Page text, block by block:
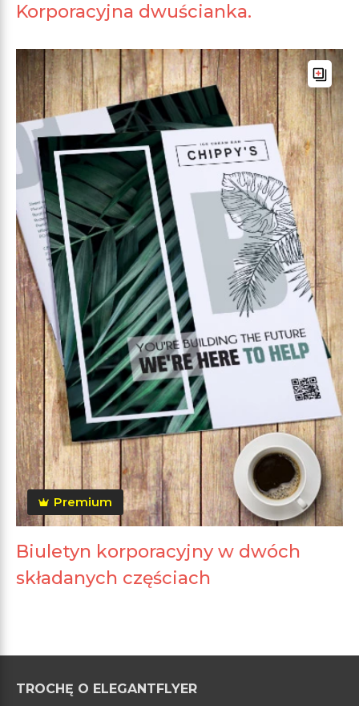
Korporacyjna dwuścianka.
Premium
Biuletyn korporacyjny w dwóch
składanych częściach
TROCHĘ O ELEGANTFLYER